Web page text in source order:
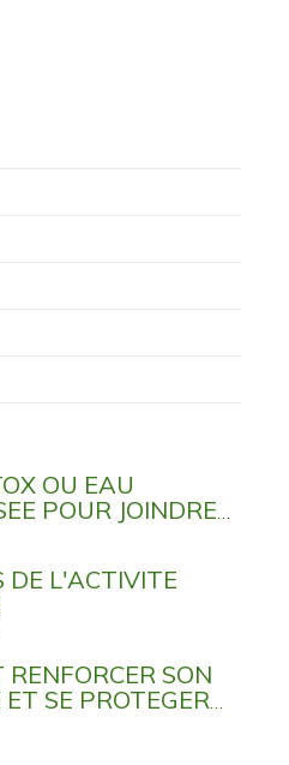
OU EAU
POUR JOINDRE
DE L'ACTIVITE
RENFORCER SON
SE PROTEGER
ET MALADIES